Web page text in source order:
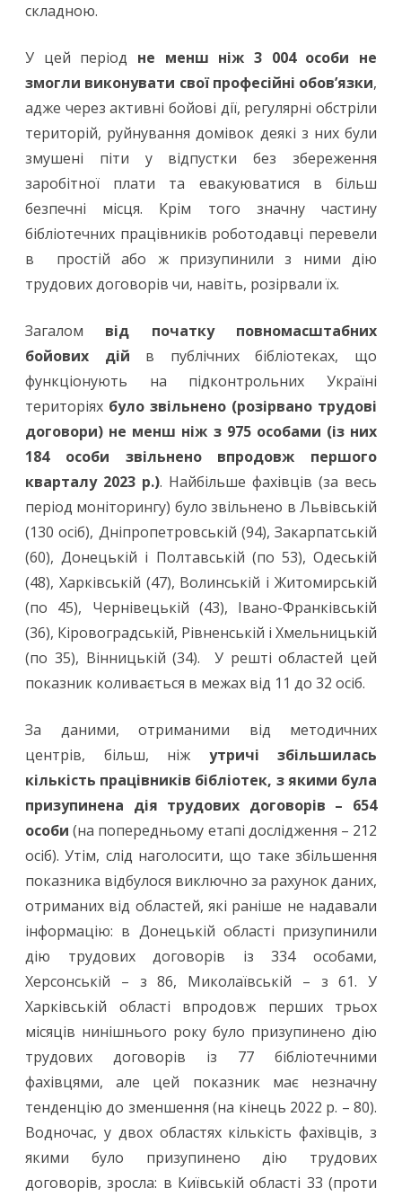
складною.
У цей період не менш ніж 3 004 особи не
змогли виконувати свої професійні обов’язки,
адже через активні бойові дії, регулярні обстріли
територій, руйнування домівок деякі з них були
змушені піти у відпустки без збереження
заробітної плати та евакуюватися в більш
безпечні місця. Крім того значну частину
бібліотечних працівників роботодавці перевели
в простій або ж призупинили з ними дію
трудових договорів чи, навіть, розірвали їх.
Загалом від початку повномасштабних
бойових дій в публічних бібліотеках, що
функціонують на підконтрольних Україні
територіях було звільнено (розірвано трудові
договори) не менш ніж з 975 особами (із них
184 особи звільнено впродовж першого
кварталу 2023 р.). Найбільше фахівців (за весь
період моніторингу) було звільнено в Львівській
(130 осіб), Дніпропетровській (94), Закарпатській
(60), Донецькій і Полтавській (по 53), Одеській
(48), Харківській (47), Волинській і Житомирській
(по 45), Чернівецькій (43), Івано-Франківській
(36), Кіровоградській, Рівненській і Хмельницькій
(по 35), Вінницькій (34). У решті областей цей
показник коливається в межах від 11 до 32 осіб.
За даними, отриманими від методичних
центрів, більш, ніж утричі збільшилась
кількість працівників бібліотек, з якими була
призупинена дія трудових договорів – 654
особи(на попередньому етапі дослідження – 212
осіб). Утім, слід наголосити, що таке збільшення
показника відбулося виключно за рахунок даних,
отриманих від областей, які раніше не надавали
інформацію: в Донецькій області призупинили
дію трудових договорів із 334 особами,
Херсонській – з 86, Миколаївській – з 61. У
Харківській області впродовж перших трьох
місяців нинішнього року було призупинено дію
трудових договорів із 77 бібліотечними
фахівцями, але цей показник має незначну
тенденцію до зменшення (на кінець 2022 р. – 80).
Водночас, у двох областях кількість фахівців, з
якими було призупинено дію трудових
договорів, зросла: в Київській області 33 (проти